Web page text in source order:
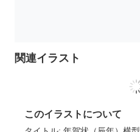
関連イラスト
このイラストについて